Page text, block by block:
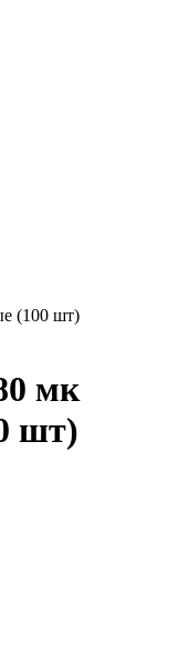
(100 шт)
мк
шт)